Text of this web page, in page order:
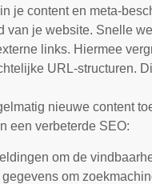
je content en meta-
van je website. Snelle
links. Hiermee
URL-structuren.
nieuwe content
een verbeterde SEO:
om de
om